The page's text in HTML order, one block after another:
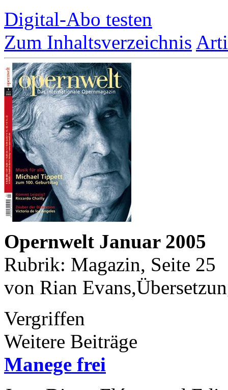
Digital-Abo testen
Zum Inhaltsverzeichnis
Opernwelt Januar 2005
Rubrik: Magazin, Seite 25
von Rian
Vergriffen
Weitere Beiträge
Manege frei